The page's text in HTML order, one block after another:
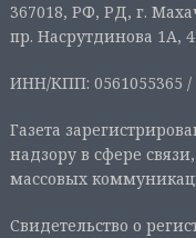
367018, РФ, РД, г.
пр. Насрутдинова 1А,
ИНН/КПП: 0561055365 /
Газета
надзору в сфере
массовых
Свидетельство о